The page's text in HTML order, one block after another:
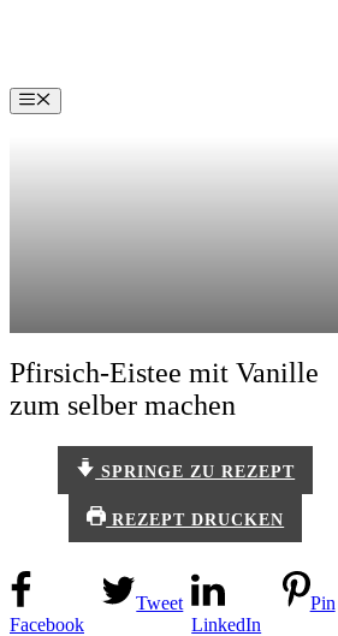
Menü
Pfirsich-Eistee mit Vanille
zum selber machen
SPRINGE ZU REZEPT
REZEPT DRUCKEN
Facebook
Tweet
LinkedIn
Pin